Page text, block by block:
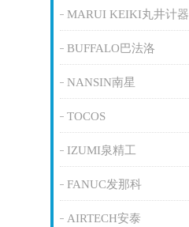
MARUI KEIKI丸井计器
BUFFALO巴法洛
NANSIN南星
TOCOS
IZUMI泉精工
FANUC发那科
AIRTECH安泰